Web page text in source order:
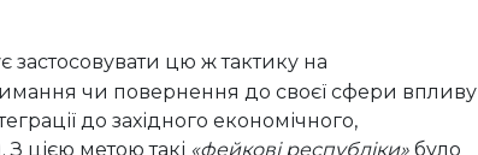
цю ж тактику на
чи повернення до своєї сфери впливу
до західного економічного,
З цією метою такі «фейкові республіки» було